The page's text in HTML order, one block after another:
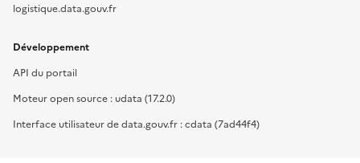
logistique.data.gouv.fr
Développement
API du portail
Moteur open source : udata (17.2.0)
Interface utilisateur de data.gouv.fr : cdata (7ad44f4)